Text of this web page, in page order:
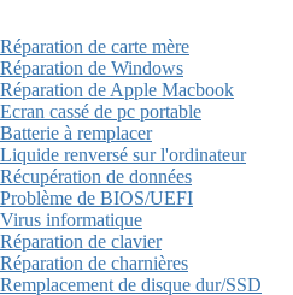
Réparation de carte mère
Réparation de Windows
Réparation de Apple Macbook
Ecran cassé de pc portable
Batterie à remplacer
Liquide renversé sur l'ordinateur
Récupération de données
Problème de BIOS/UEFI
Virus informatique
Réparation de clavier
Réparation de charnières
Remplacement de disque dur/SSD